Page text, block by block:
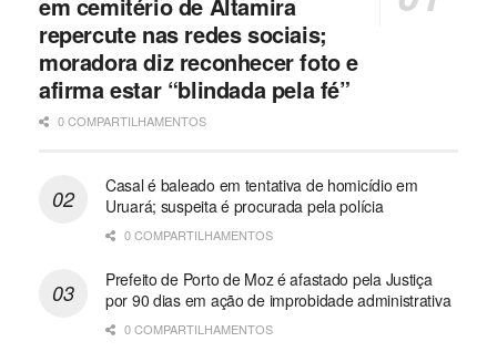
em cemitério de Altamira
repercute nas redes sociais;
moradora diz reconhecer foto e
afirma estar “blindada pela fé”
0 COMPARTILHAMENTOS
Casal é baleado em tentativa de homicídio em
Uruará; suspeita é procurada pela polícia
0 COMPARTILHAMENTOS
Prefeito de Porto de Moz é afastado pela Justiça
por 90 dias em ação de improbidade administrativa
0 COMPARTILHAMENTOS